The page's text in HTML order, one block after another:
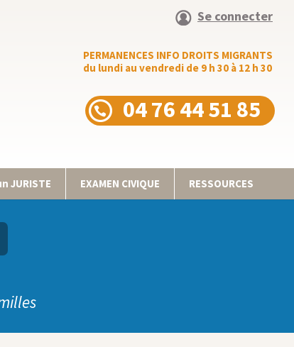
Se connecter
PERMANENCES INFO DROITS MIGRANTS
du lundi au vendredi de 9 h 30 à 12 h 30
04 76 44 51 85
JURISTE EXAMEN CIVIQUE RESSOURCES